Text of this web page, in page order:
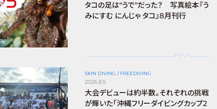
タコの足は“うで”だった？ 写真絵本『う
みにすむ にんじゃ タコ』8月刊行
SKIN DIVING / FREEDIVING
2026.8.5
大会デビューは約半数。それぞれの挑戦
が輝いた「沖縄フリーダイビングカップ2